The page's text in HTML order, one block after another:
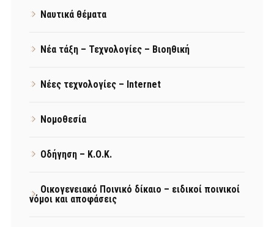
Ναυτικά θέματα
Νέα τάξη – Τεχνολογίες – Βιοηθική
Νέες τεχνολογίες – Internet
Νομοθεσία
Οδήγηση – Κ.Ο.Κ.
Οικογενειακό Ποινικό δίκαιο – ειδικοί ποινικοί
νόμοι και αποφάσεις